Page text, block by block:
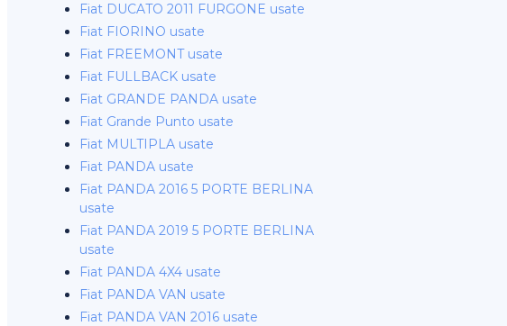
Fiat DUCATO 2011 FURGONE usate
Fiat FIORINO usate
Fiat FREEMONT usate
Fiat FULLBACK usate
Fiat GRANDE PANDA usate
Fiat Grande Punto usate
Fiat MULTIPLA usate
Fiat PANDA usate
Fiat PANDA 2016 5 PORTE BERLINA
usate
Fiat PANDA 2019 5 PORTE BERLINA
usate
Fiat PANDA 4X4 usate
Fiat PANDA VAN usate
Fiat PANDA VAN 2016 usate